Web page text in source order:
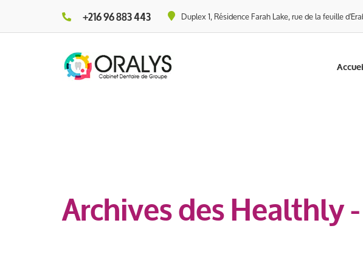
+216 96 883 443 Duplex 1, Résidence Farah Lake, rue de la feuille
Archives des Healthly